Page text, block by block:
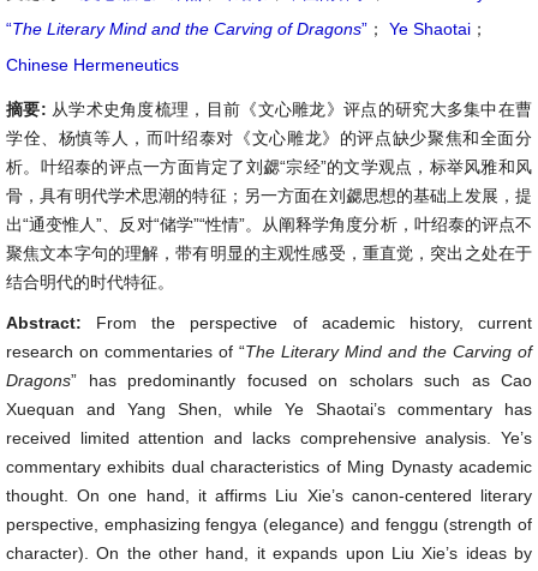
“The Literary Mind and the Carving of Dragons” ； Ye Shaotai ；
Chinese Hermeneutics
摘要: 从学术史角度梳理，目前《文心雕龙》评点的研究大多集中在曹
学佺、杨慎等人，而叶绍泰对《文心雕龙》的评点缺少聚焦和全面分
析。叶绍泰的评点一方面肯定了刘勰“宗经”的文学观点，标举风雅和风
骨，具有明代学术思潮的特征；另一方面在刘勰思想的基础上发展，提
出“通变惟人”、反对“储学”“性情”。从阐释学角度分析，叶绍泰的评点不
聚焦文本字句的理解，带有明显的主观性感受，重直觉，突出之处在于
结合明代的时代特征。
Abstract: From the perspective of academic history, current
research on commentaries of “The Literary Mind and the Carving of
Dragons” has predominantly focused on scholars such as Cao
Xuequan and Yang Shen, while Ye Shaotai’s commentary has
received limited attention and lacks comprehensive analysis. Ye’s
commentary exhibits dual characteristics of Ming Dynasty academic
thought. On one hand, it affirms Liu Xie’s canon-centered literary
perspective, emphasizing fengya (elegance) and fenggu (strength of
character). On the other hand, it expands upon Liu Xie’s ideas by